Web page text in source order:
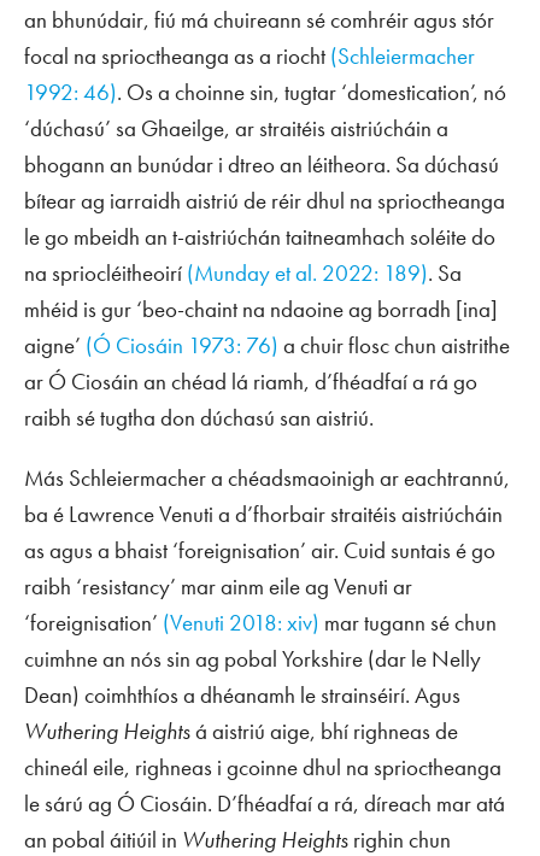
an bhunúdair, fiú má chuireann sé comhréir agus stór
focal na sprioctheanga as a riocht (Schleiermacher
1992: 46). Os a choinne sin, tugtar ‘domestication’, nó
‘dúchasú’ sa Ghaeilge, ar straitéis aistriúcháin a
bhogann an bunúdar i dtreo an léitheora. Sa dúchasú
bítear ag iarraidh aistriú de réir dhul na sprioctheanga
le go mbeidh an t-aistriúchán taitneamhach soléite do
na spriocléitheoirí (Munday et al. 2022: 189). Sa
mhéid is gur ‘beo-chaint na ndaoine ag borradh [ina]
aigne’ (Ó Ciosáin 1973: 76) a chuir flosc chun aistrithe
ar Ó Ciosáin an chéad lá riamh, d’fhéadfaí a rá go
raibh sé tugtha don dúchasú san aistriú.
Más Schleiermacher a chéadsmaoinigh ar eachtrannú,
ba é Lawrence Venuti a d’fhorbair straitéis aistriúcháin
as agus a bhaist ‘foreignisation’ air. Cuid suntais é go
raibh ‘resistancy’ mar ainm eile ag Venuti ar
‘foreignisation’ (Venuti 2018: xiv) mar tugann sé chun
cuimhne an nós sin ag pobal Yorkshire (dar le Nelly
Dean) coimhthíos a dhéanamh le strainséirí. Agus
Wuthering Heightsá aistriú aige, bhí righneas de
chineál eile, righneas i gcoinne dhul na sprioctheanga
le sárú ag Ó Ciosáin. D’fhéadfaí a rá, díreach mar atá
an pobal áitiúil in Wuthering Heights righin chun